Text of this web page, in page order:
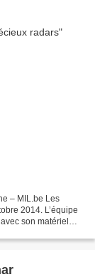
– MIL.be Les
2014. L’équipe
son matériel